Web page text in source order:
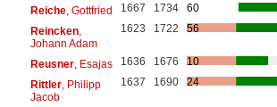
Reiche, Gottfried 1667 1734
60
Reincken,
Johann Adam
1623 1722 56
Reusner, Esajas 1636 1676
10
Rittler, Philipp
Jacob
1637 1690 24